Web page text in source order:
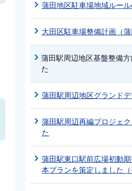
蒲田地区駐車場地域ルー
大田区駐車場整備計画（蒲
蒲田駅周辺地区基盤整備
た
蒲田駅周辺地区グランド
蒲田駅周辺再編プロジェ
た
蒲田駅東口駅前広場初動
本プランを策定しました（